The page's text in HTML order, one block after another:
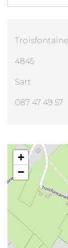
Troisfontaine,
4845
Sart
087 47 49 57
Mr Philippe Adam
+
−